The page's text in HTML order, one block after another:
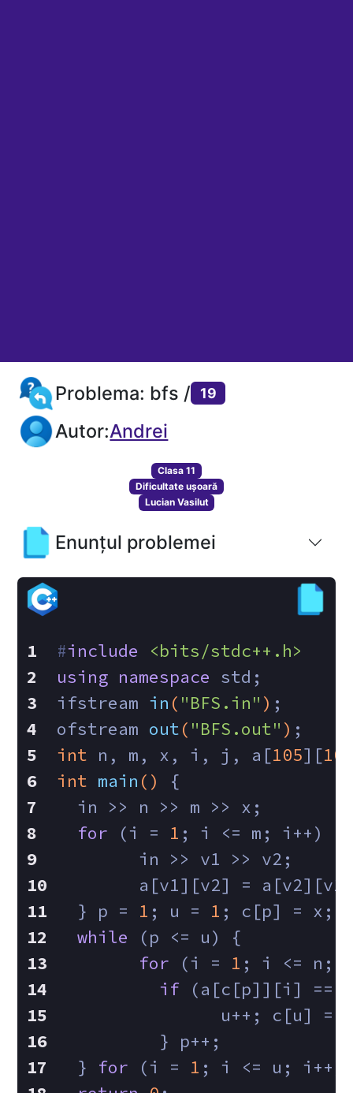
Problema: bfs / 19
Autor:Andrei
Clasa 11
Dificultate ușoară
Lucian Vasilut
Enunțul problemei
#include
<bits/stdc++.h>
using namespace std;
ifstream in ( "BFS.in" ) ;
ofstream out( "BFS.out" ) ;
int n, m, x, i, j, a[105][
int main ()
{
  in >> n >> m >> x;
for (i = 1 ; i <= m; i++) {
	in >> v1 >> v2;
a[v1][v2] =
  } p =
1 ; u = 1 ; c[p] = x;
while (p <= u) {
for (i = 1 ; i <= n;
if (a[c[p]][i] ==
u++; c[u]
	  } p++;
  }
for (i = 1 ; i <= u; i++)